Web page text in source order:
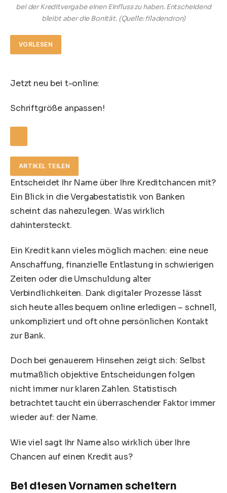
bei der Kreditvergabe einen Einfluss zu haben. Entscheidend
bleibt aber die Bonität.(Quelle: filadendron)
VORLESEN
Jetzt neu bei t-online:
Schriftgröße anpassen!
ARTIKEL TEILEN
Entscheidet Ihr Name über Ihre Kreditchancen mit?
Ein Blick in die Vergabestatistik von Banken
scheint das nahezulegen. Was wirklich
dahintersteckt.
Ein Kredit kann vieles möglich machen: eine neue
Anschaffung, finanzielle Entlastung in schwierigen
Zeiten oder die Umschuldung alter
Verbindlichkeiten. Dank digitaler Prozesse lässt
sich heute alles bequem online erledigen – schnell,
unkompliziert und oft ohne persönlichen Kontakt
zur Bank.
Doch bei genauerem Hinsehen zeigt sich: Selbst
mutmaßlich objektive Entscheidungen folgen
nicht immer nur klaren Zahlen. Statistisch
betrachtet taucht ein überraschender Faktor immer
wieder auf: der Name.
Wie viel sagt Ihr Name also wirklich über Ihre
Chancen auf einen Kredit aus?
Bei diesen Vornamen scheitern